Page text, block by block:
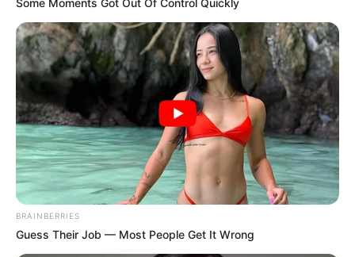
Some Moments Got Out Of Control Quickly
BRAINBERRIES
Guess Their Job — Most People Get It Wrong